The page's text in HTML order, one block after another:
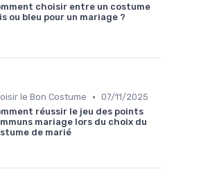
choisir entre un costume
ou bleu pour un mariage ?
le Bon Costume • 07/11/2025
réussir le jeu des points
mariage lors du choix du
de marié